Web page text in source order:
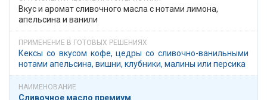
Вкус и аромат сливочного масла с нотами лимона,
апельсина и ванили
Кексы со вкусом кофе, цедры со сливочно-ванильными
нотами апельсина, вишни, клубники, малины или персика
Сливочное масло премиум